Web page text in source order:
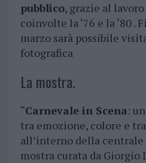
pubblico, grazie al
coinvolte la ‘76 e la ‘80 .
marzo sarà possibile
fotografica
La mostra.
“Carnevale in Scena:
tra emozione, colore e
all’interno della
mostra curata da